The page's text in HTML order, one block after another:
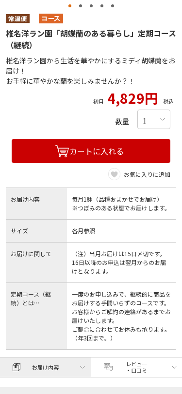
椎名洋ラン園「胡蝶蘭のある暮らし」定期コース
（継続）
椎名洋ラン園から生活を華やかにするミディ胡蝶蘭をお
届け！
お手軽に華やかな蘭を楽しみませんか？！
初月 4,829円 税込
数量
カートに入れる
お気に入りに追加
お届け内容
毎月1鉢（品種おまかせでお届け）
※つぼみのある状態でお届けします。
サイズ 各月参照
お届けに関して
（注）当月お届けは15日〆切です。
16日以降のお申込は翌月からのお届
けとなります。
定期コース（継
続）とは…
一度のお申し込みで、継続的に商品を
お届けする手間いらずのコースです。
お客様からご解約の連絡があるまでお
届けいたします。
ご都合に合わせてお休みも承ります。
（年3回まで。）
お届け内容
レビュー
・口コミ